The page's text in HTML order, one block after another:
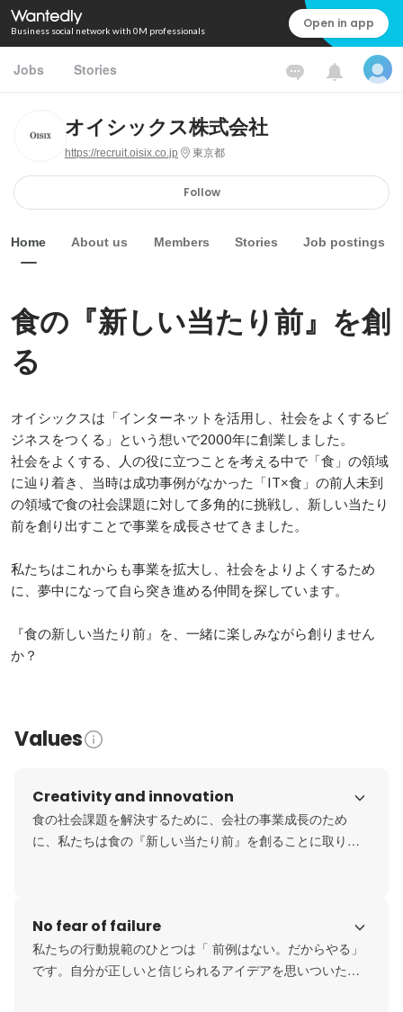
Business social network with 0M professionals Open in app
Jobs Stories
オイシックス株式会社
https://recruit.oisix.co.jp 東京都
Follow
Home About us Members Stories Job postings
食の『新しい当たり前』を創
る
オイシックスは「インターネットを活用し、社会をよくするビ
ジネスをつくる」という想いで2000年に創業しました。
社会をよくする、人の役に立つことを考える中で「食」の領域
に辿り着き、当時は成功事例がなかった「IT×食」の前人未到
の領域で食の社会課題に対して多角的に挑戦し、新しい当たり
前を創り出すことで事業を成長させてきました。
私たちはこれからも事業を拡大し、社会をよりよくするため
に、夢中になって自ら突き進める仲間を探しています。
『食の新しい当たり前』を、一緒に楽しみながら創りません
か？
Values
Creativity and innovation
食の社会課題を解決するために、会社の事業成長のため
に、私たちは食の『新しい当たり前』を創ることに取り組
「自分の行動によって、社会を変えたい」そんな気持ちの
ある方と一緒に、さらに多くの『新しい当たり前』を創
り、非連続的成長をし続けていきたいと考えています。
No fear of failure
私たちの行動規範のひとつは「 前例はない。だからやる」
です。自分が正しいと信じられるアイデアを思いついた